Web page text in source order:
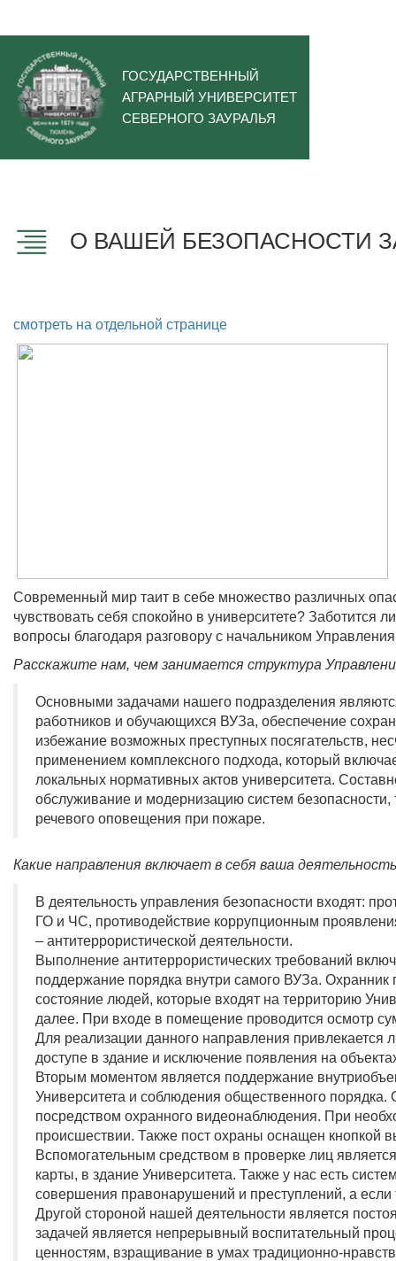
ГОСУДАРСТВЕННЫЙ
АГРАРНЫЙ УНИВЕРСИТЕТ
СЕВЕРНОГО ЗАУРАЛЬЯ
О ВАШЕЙ БЕЗОПАСНОСТИ
смотреть на отдельной странице
Современный мир таит в себе множество различных
чувствовать себя спокойно в университете? Заботится
вопросы благодаря разговору с начальником
Расскажите нам, чем занимается структура
Основными задачами нашего подразделения
работников и обучающихся ВУЗа, обеспечение
избежание возможных преступных посягательств,
применением комплексного подхода, который
локальных нормативных актов университета.
обслуживание и модернизацию систем
речевого оповещения при пожаре.
Какие направления включает в себя ваша
В деятельность управления безопасности входят:
ГО и ЧС, противодействие коррупционным
– антитеррористической деятельности.
Выполнение антитеррористических требований
поддержание порядка внутри самого ВУЗа.
состояние людей, которые входят на территорию
далее. При входе в помещение проводится осмотр
Для реализации данного направления привлекается
доступе в здание и исключение появления на
Вторым моментом является поддержание
Университета и соблюдения общественного порядка.
посредством охранного видеонаблюдения. При
происшествии. Также пост охраны оснащен кнопкой
Вспомогательным средством в проверке лиц
карты, в здание Университета. Также у нас есть
совершения правонарушений и преступлений, а если
Другой стороной нашей деятельности является
задачей является непрерывный воспитательный
ценностям, взращивание в умах традиционно-